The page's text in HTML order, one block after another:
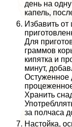
день на
капель,
Избавить
Для
граммов
кипятка и
минут,
Остуженное
Хранить
за полчаса
Настойка,